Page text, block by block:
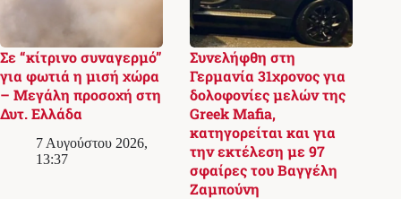
Σε “κίτρινο συναγερμό”
για φωτιά η μισή χώρα
– Μεγάλη προσοχή στη
Δυτ. Ελλάδα
7 Αυγούστου 2026,
13:37
Συνελήφθη στη
Γερμανία 31χρονος για
δολοφονίες μελών της
Greek Mafia,
κατηγορείται και για
την εκτέλεση με 97
σφαίρες του Βαγγέλη
Ζαμπούνη